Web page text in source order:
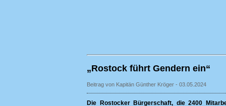
„Rostock führt Gendern ein“
Beitrag von Kapitän Günther Kröger - 03.05.2024
Die Rostocker Bürgerschaft, die 2400